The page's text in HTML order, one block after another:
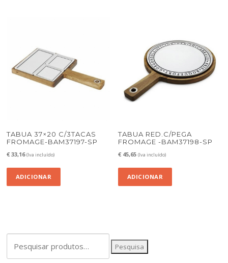
TABUA 37×20 C/3TACAS
FROMAGE-BAM37197-SP
€ 33,16 (Iva incluído)
ADICIONAR
TABUA RED.C/PEGA
FROMAGE -BAM37198-SP
€ 45,65 (Iva incluído)
ADICIONAR
por:
Pesquisa